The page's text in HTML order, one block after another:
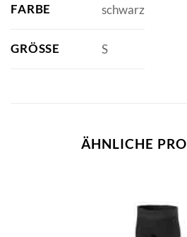
FARBE schwarz
GRÖSSE S
ÄHNLICHE